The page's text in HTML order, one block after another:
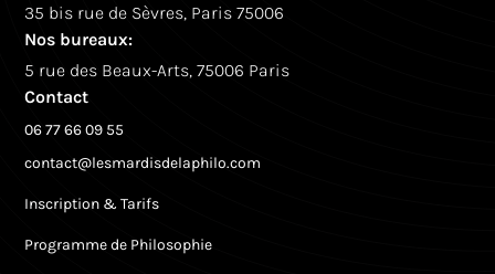
35 bis rue de Sèvres, Paris 75006
Nos bureaux:
5 rue des Beaux-Arts, 75006 Paris
Contact
06 77 66 09 55
contact@lesmardisdelaphilo.com
Inscription & Tarifs
Programme de Philosophie